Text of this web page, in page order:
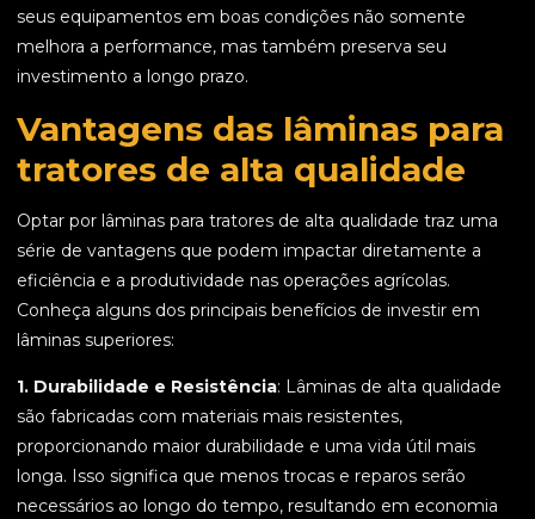
seus equipamentos em boas condições não somente
melhora a performance, mas também preserva seu
investimento a longo prazo.
Vantagens das lâminas para
tratores de alta qualidade
Optar por lâminas para tratores de alta qualidade traz uma
série de vantagens que podem impactar diretamente a
eficiência e a produtividade nas operações agrícolas.
Conheça alguns dos principais benefícios de investir em
lâminas superiores:
1. Durabilidade e Resistência: Lâminas de alta qualidade
são fabricadas com materiais mais resistentes,
proporcionando maior durabilidade e uma vida útil mais
longa. Isso significa que menos trocas e reparos serão
necessários ao longo do tempo, resultando em economia